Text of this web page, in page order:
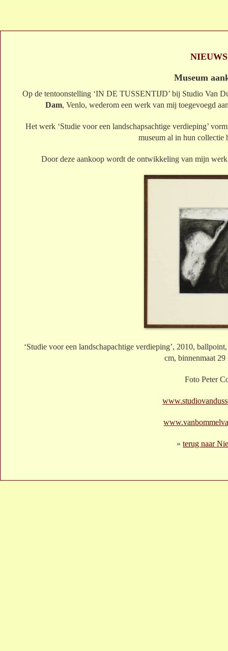
NIEUWS
Museum
Op de tentoonstelling ‘IN DE TUSSENTIJD’ bij Studio Van
Dam, Venlo, wederom een werk van mij toegevoegd
Het werk ‘Studie voor een landschapsachtige verdieping’
museum al in hun collectie
Door deze aankoop wordt de ontwikkeling van mijn
‘Studie voor een landschapachtige verdieping’, 2010,
cm, binnenmaat
Foto Peter
» terug naar